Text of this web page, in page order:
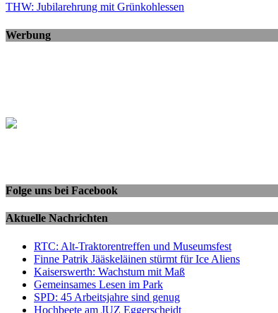
THW: Jubilarehrung mit Grünkohlessen
Werbung
Folge uns bei Facebook
Aktuelle Nachrichten
RTC: Alt-Traktorentreffen und Museumsfest
Finne Patrik Jääskeläinen stürmt für Ice Aliens
Kaiserswerth: Wachstum mit Maß
Gemeinsames Lesen im Park
SPD: 45 Arbeitsjahre sind genug
Hochbeete am JUZ Eggerscheidt